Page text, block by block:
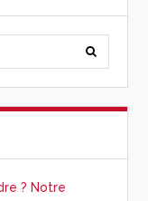
? Notre